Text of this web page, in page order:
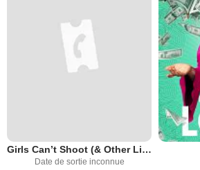
Girls Can’t Shoot (& Other Lies)
Date de sortie inconnue